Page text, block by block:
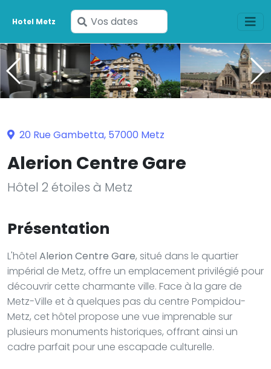
Hotel Metz
Saisissez
vos
dates
20 Rue Gambetta, 57000 Metz
Alerion Centre Gare
Hôtel 2 étoiles à Metz
Présentation
L'hôtel Alerion Centre Gare, situé dans le quartier
impérial de Metz, offre un emplacement privilégié pour
découvrir cette charmante ville. Face à la gare de
Metz-Ville et à quelques pas du centre Pompidou-
Metz, cet hôtel propose une vue imprenable sur
plusieurs monuments historiques, offrant ainsi un
cadre parfait pour une escapade culturelle.